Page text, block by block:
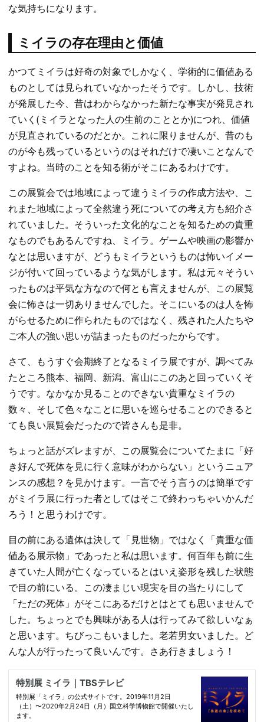
な気持ちになります。
ミイラの存在理由と価値
かつてミイラは好奇の対象でしかなく、学術的に価値ある
ものとしては見られていなかったそうです。しかし、技術
が発展した今、昔はわからなかった新たな事実が発見され
ていく(ミイラとなった人の生前のこととか)につれ、価値
が見直されているのだとか。これに限りませんが、昔のも
のが今も残っているというのはそれだけで凄いことなんで
すよね。当時のことを知る術がそこにあるわけです。
この展覧会では地域によって違うミイラの作成方法や、こ
れまた地域によって全然違う死についての考え方も紹介さ
れていました。そういった文化的なことを知るための貴重
なものでもあるんですね、ミイラ。ゲームや映画の影響か
なとは思いますが、どうもミイラというものは怖いイメー
ジが付いて回っているような気がします。私は元々そうい
ったものは平気な方なので何とも言えませんが、この展覧
会に怖さは一切ありませんでした。そこにいるのは人を怖
がらせるために作られたものではなく、残された人たちや
ご本人の強い思いが詰まったものだったからです。
さて、もうすぐ会期終了となるミイラ展ですが、調べてみ
たところ熊本、福岡、新潟、富山にこのあと回っていくそ
うです。なかなか見ることのできない貴重なミイラの
数々、そして色々なことに思いを巡らせることのできると
ても良い展覧会だったので皆さんも是非。
ちょっと話がズレますが、この展覧会についてたまに「好
き好んで死体を見に行く意味がわからない」というニュア
ンスの感想？を見かけます。一言でそう言うのは簡単です
がミイラ展に行った者としてはそこで終わっちゃいかんだ
ろう！と思うわけです。
目の前にある遺体は決して「見世物」ではなく「貴重な価
値ある展示物」であったと私は思います。何百年も前に生
きていた人間が亡くなっているとはいえ姿形を残した状態
で目の前にいる。この凄まじい現実を目の当たりにして
「ただの死体」がそこにあるだけとはとても思いませんで
した。ちょっとでも興味がある人は行ってみて欲しいなぁ
と思います。ちびっこもいました。老若男女いました。ど
んな人が行ったって良いんです。さあ行きましょう！